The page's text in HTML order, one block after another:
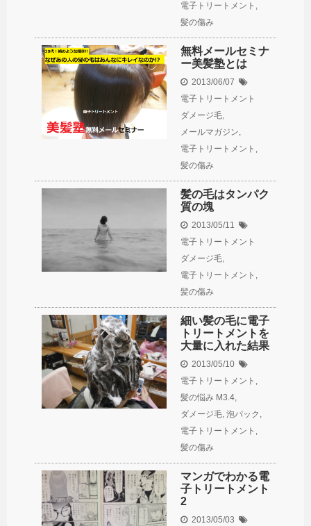
電子トリートメント ,
髪の傷み
無料メールセミナ
ー美髪塾とは
2013/06/07
電子トリートメント
ダメージ毛,
メールマガジン,
電子トリートメント ,
髪の傷み
髪の毛はタンパク
質の塊
2013/05/11
電子トリートメント
ダメージ毛,
電子トリートメント ,
髪の傷み
細い髪の毛に電子
トリートメントを
大量に入れた結果
2013/05/10
電子トリートメント ,
髪の悩み M3.4,
ダメージ毛, 泡パック ,
電子トリートメント ,
髪の傷み
マンガでわかる電
子トリートメント
2
2013/05/03